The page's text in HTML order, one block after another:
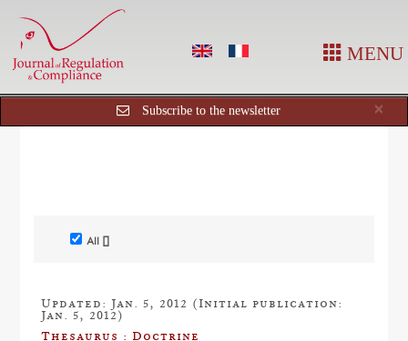
MENU
×
Subscribe to the newsletter
All []
Updated: Jan. 5, 2012 (Initial publication:
Jan. 5, 2012)
Thesaurus : Doctrine